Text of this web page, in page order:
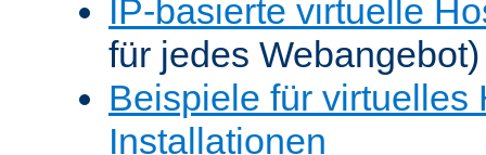
IP-basierte virtuelle
für jedes Webangebot)
Beispiele für virtuelles
Installationen